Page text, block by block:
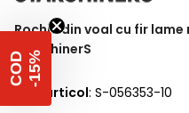
Rochie din voal cu fir
StarShinerS
Cod articol: S-056353-10
C
O
D
-
1
5 %